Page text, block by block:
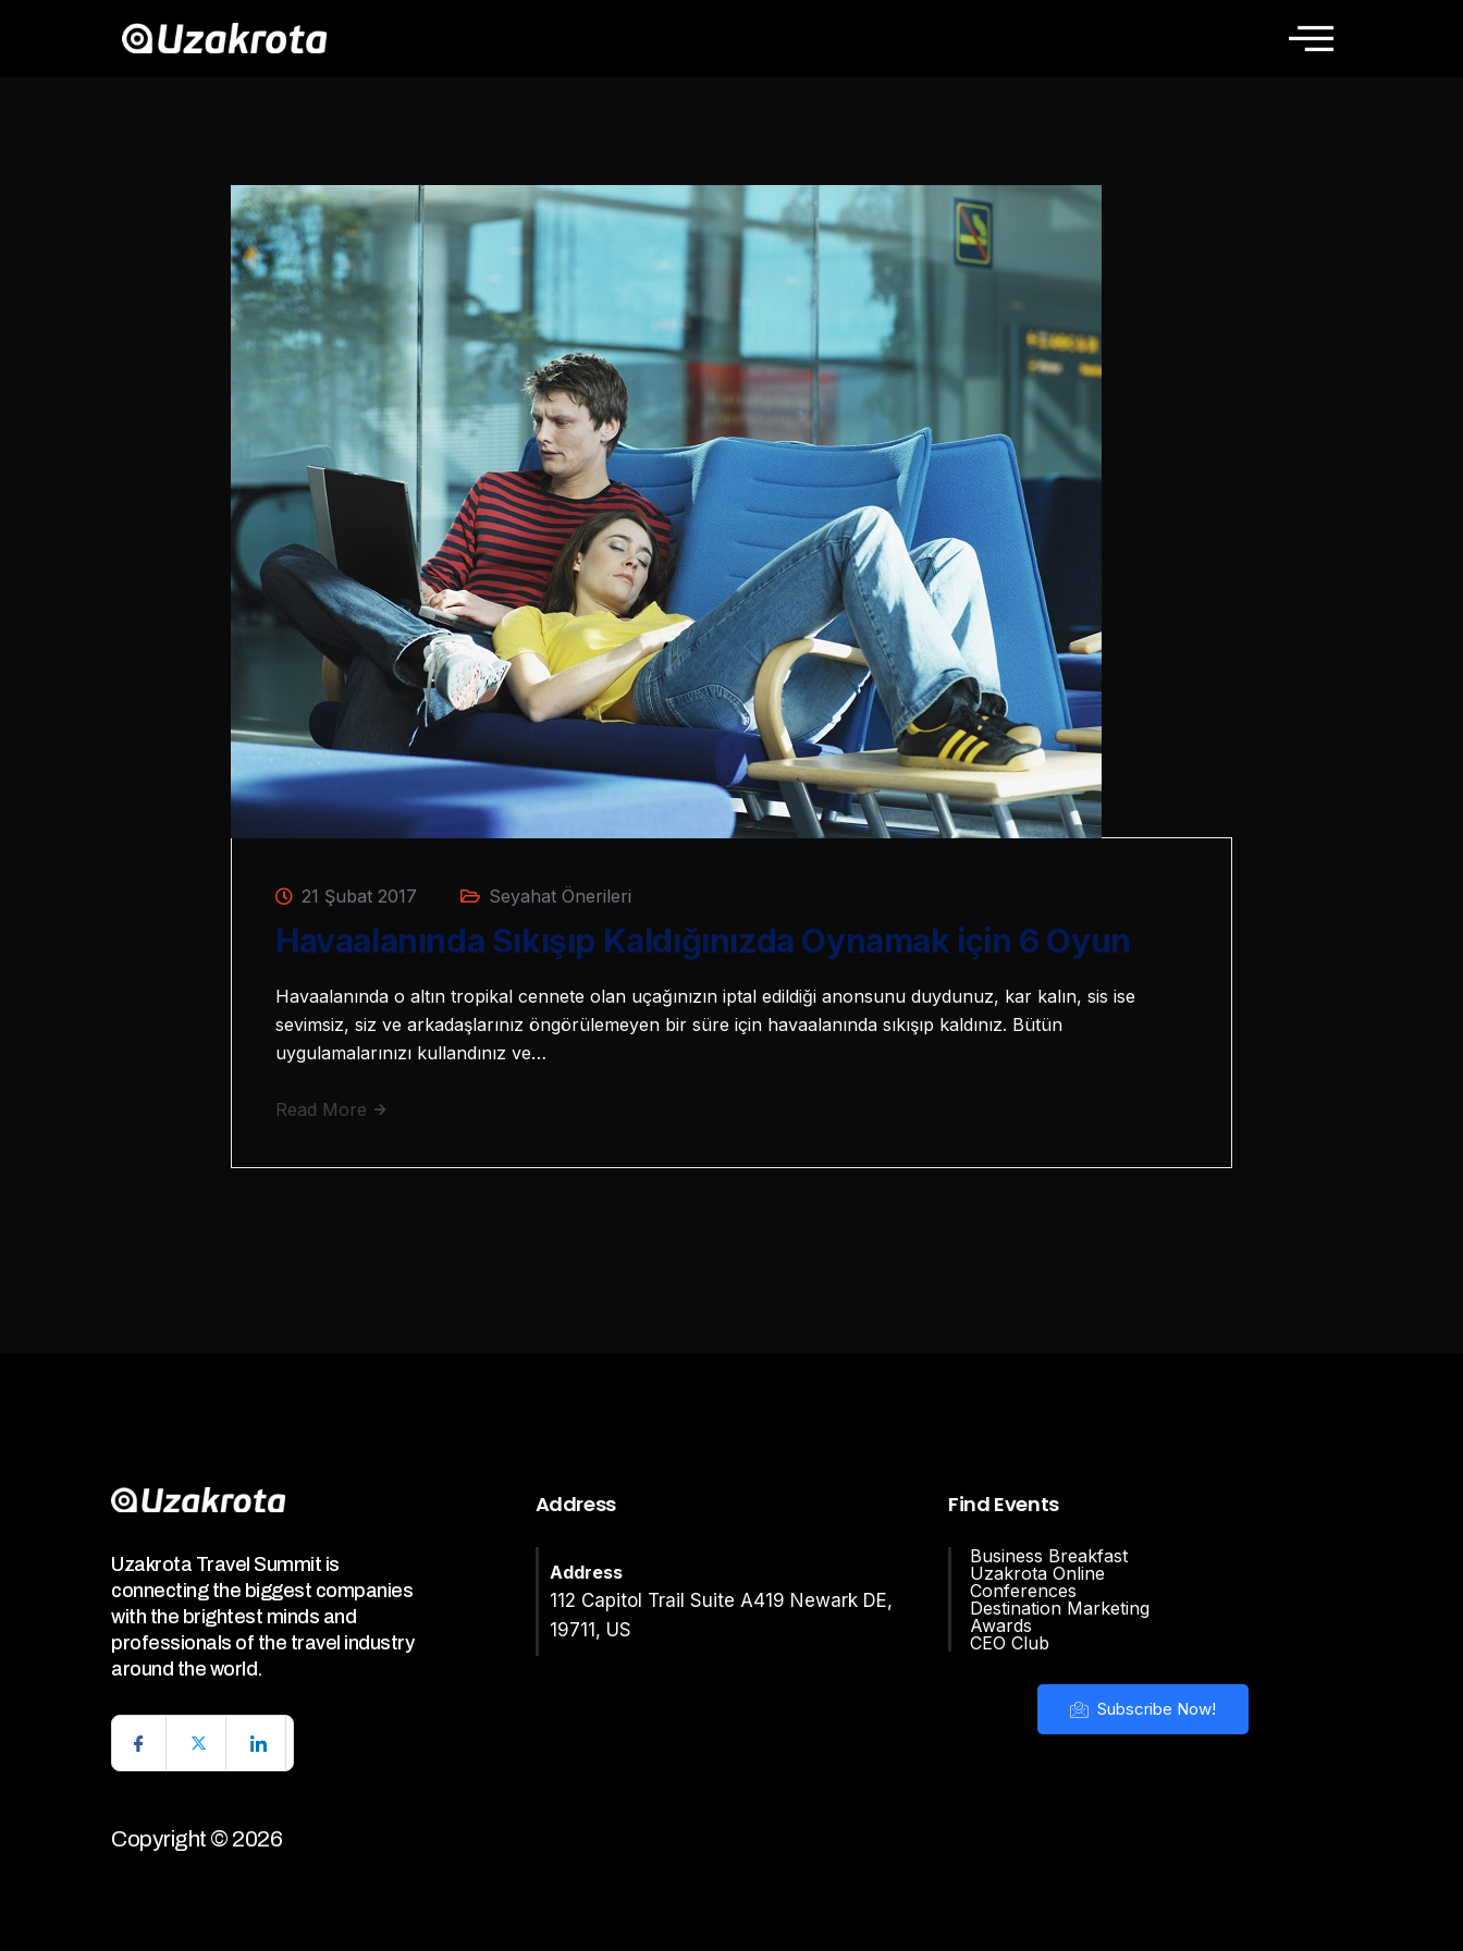
21 Şubat 2017 Seyahat Önerileri
Havaalanında Sıkışıp Kaldığınızda Oynamak için 6 Oyun
Havaalanında o altın tropikal cennete olan uçağınızın iptal edildiği anonsunu duydunuz, kar kalın, sis ise
sevimsiz, siz ve arkadaşlarınız öngörülemeyen bir süre için havaalanında sıkışıp kaldınız. Bütün
uygulamalarınızı kullandınız ve…
Read More
Uzakrota Travel Summit is
connecting the biggest companies
with the brightest minds and
professionals of the travel industry
around the world.
Copyright © 2026
Address
Address
112 Capitol Trail Suite A419 Newark DE,
19711, US
Find Events
Business Breakfast
Uzakrota Online
Conferences
Destination Marketing
Awards
CEO Club
Subscribe Now!